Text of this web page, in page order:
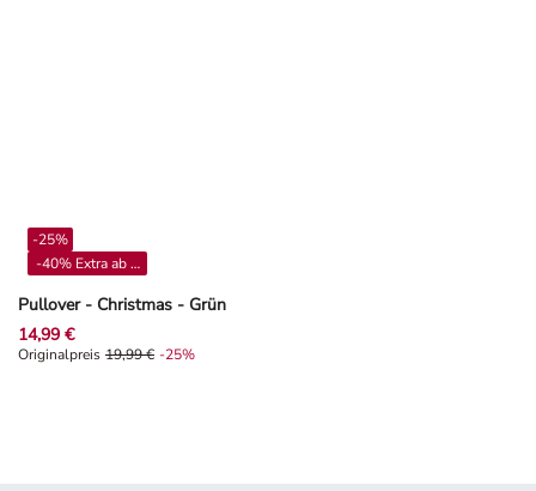
Pullover - Christmas - Grün
-25%
-40% Extra ab 4**
14,99 €
Originalpreis 19,99 €, Rabat -25%
Originalpreis 19,99 € -25%